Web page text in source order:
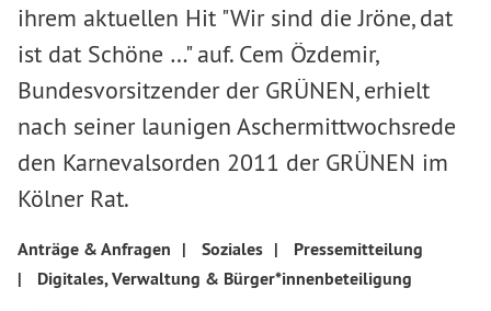
ihrem aktuellen Hit "Wir sind die Jröne, dat
ist dat Schöne …" auf. Cem Özdemir,
Bundesvorsitzender der GRÜNEN, erhielt
nach seiner launigen Aschermittwochsrede
den Karnevalsorden 2011 der GRÜNEN im
Kölner Rat.
Anträge & Anfragen | Soziales |
Pressemitteilung
|
Digitales, Verwaltung & Bürger*innenbeteiligung